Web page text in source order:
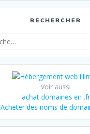
RECHERCHER
:
Voir aussi
achat domaines en .fr
Acheter des noms de